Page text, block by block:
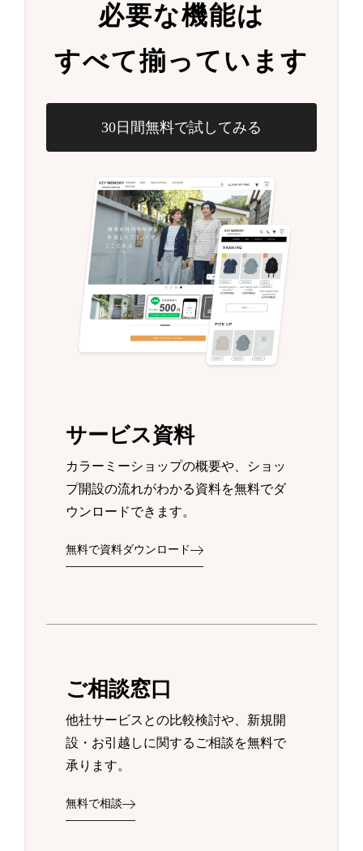
必要な機能は
すべて揃っています
30日間無料で試してみる
サービス資料
カラーミーショップの概要や、ショッ
プ開設の流れがわかる資料を無料でダ
ウンロードできます。
無料で資料ダウンロード
ご相談窓口
他社サービスとの比較検討や、新規開
設・お引越しに関するご相談を無料で
承ります。
無料で相談